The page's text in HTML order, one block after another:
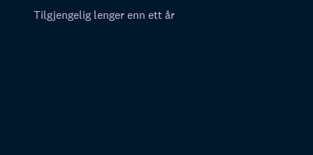
Tilgjengelig lenger enn ett år